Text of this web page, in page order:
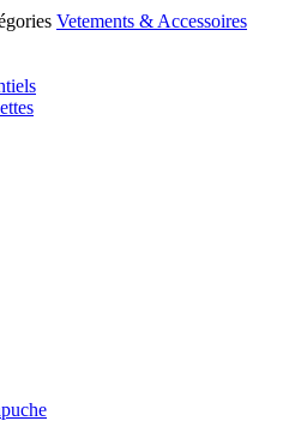
Vetements & Accessoires